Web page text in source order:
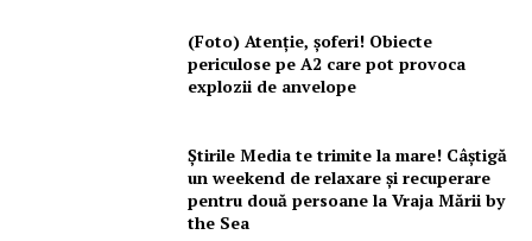
(Foto) Atenție, șoferi! Obiecte
periculose pe A2 care pot provoca
explozii de anvelope
Știrile Media te trimite la mare! Câștigă
un weekend de relaxare și recuperare
pentru două persoane la Vraja Mării by
the Sea